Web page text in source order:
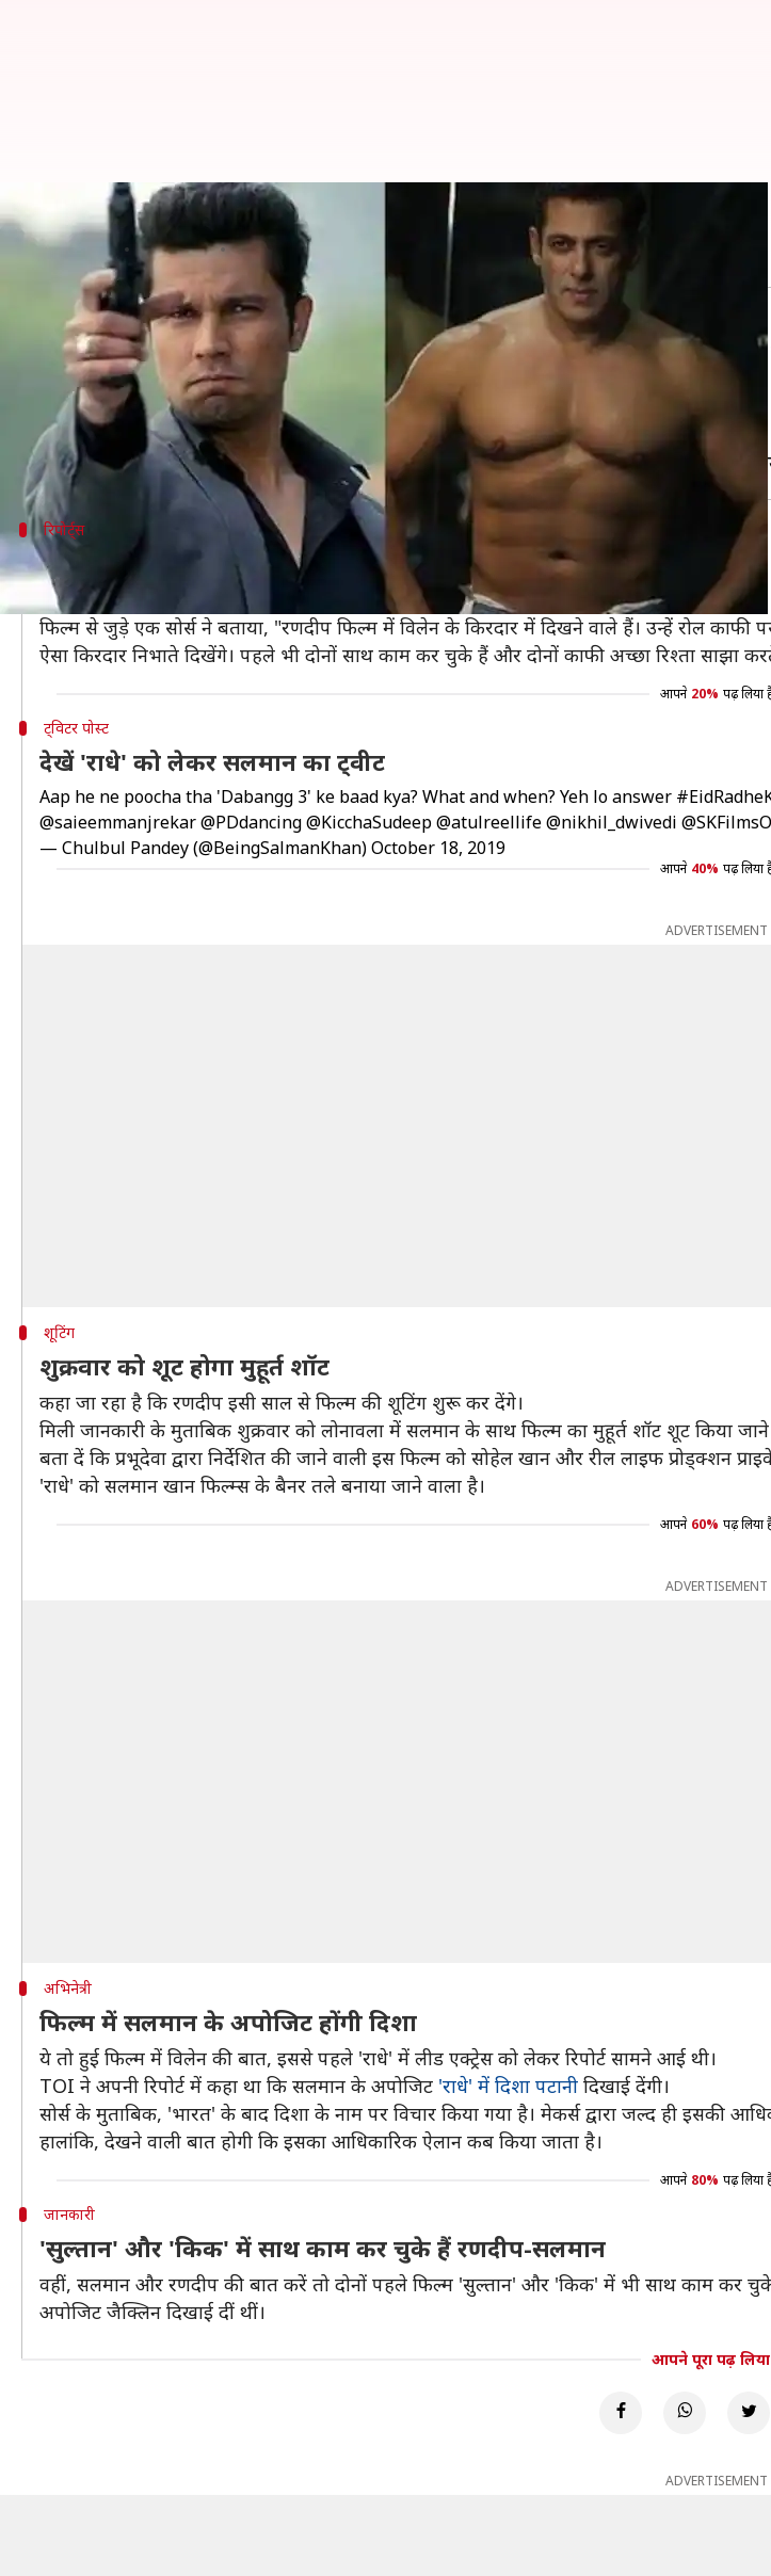
क्या सलमान की 'राधे' में रणदीप हुड्डा होंगे विलेन?
लेखन स्वाति पाण्डेय Nov 01, 2019 11:23 am
क्या है खबर?
अभिनेता सलमान खान की अगले साल ईद पर रिलीज़होने वाली फिल्म 'राधे' को लेकर फैन्स में बहुत
सलमान की 'राधे' को प्रभूदेवा डायरेक्ट करने वाले हैं।
अब तक 'राधे' को लेकर कई सारी जानकारियां सामने आ चुकी है।
मीडिया रिपोर्ट्स के मुताबिक, सलमान इसमें पुलिसवाले के किरदार में दिखाई देने वाले हैं।
रिपोर्ट्स
फिल्म में रणदीप निभाएंगे विलेन का किरदार
रिपोर्ट के मुताबिक, फिल्म में रणदीप हुड्डा विलेन के किरदार में दिखाई देंगे।
फिल्म से जुड़े एक सोर्स ने बताया, "रणदीप फिल्म में विलेन के किरदार में दिखने वाले हैं। उन्हें रोल
ऐसा किरदार निभाते दिखेंगे। पहले भी दोनों साथ काम कर चुके हैं और दोनों काफी अच्छा रिश्ता साझा
आपने 20% पढ़ लिया
ट्विटर पोस्ट
देखें 'राधे' को लेकर सलमान का ट्वीट
Aap he ne poocha tha 'Dabangg 3' ke baad kya? What and when? Yeh lo answer
@saieemmanjrekar@PDdancing@KicchaSudeep@atulreellife@nikhil_dwivedi
— Chulbul Pandey (@BeingSalmanKhan)October 18, 2019
आपने 40% पढ़ लिया
ADVERTISEMENT
शूटिंग
शुक्रवार को शूट होगा मुहूर्त शॉट
कहा जा रहा है कि रणदीप इसी साल से फिल्म की शूटिंग शुरू कर देंगे।
मिली जानकारी के मुताबिक शुक्रवार को लोनावला में सलमान के साथ फिल्म का मुहूर्त शॉट शूट किया जाने
बता दें कि प्रभूदेवा द्वारा निर्देशित की जाने वाली इस फिल्म को सोहेल खान और रील लाइफ प्रोड्क्शन
'राधे' को सलमान खान फिल्म्स के बैनर तले बनाया जाने वाला है।
आपने 60% पढ़ लिया
ADVERTISEMENT
अभिनेत्री
फिल्म में सलमान के अपोजिट होंगी दिशा
ये तो हुई फिल्म में विलेन की बात, इससे पहले 'राधे' में लीड एक्ट्रेस को लेकर रिपोर्ट सामने आई थी।
TOI ने अपनी रिपोर्ट में कहा था कि सलमान के अपोजिट 'राधे' में दिशा पटानी दिखाई देंगी।
सोर्स के मुताबिक, 'भारत' के बाद दिशा के नाम पर विचार किया गया है। मेकर्स द्वारा जल्द ही इसकी
हालांकि, देखने वाली बात होगी कि इसका आधिकारिक ऐलान कब किया जाता है।
आपने 80% पढ़ लिया
जानकारी
'सुल्तान' और 'किक' में साथ काम कर चुके हैं रणदीप-सलमान
वहीं, सलमान और रणदीप की बात करें तो दोनों पहले फिल्म 'सुल्तान' और 'किक' में भी साथ काम कर
अपोजिट जैक्लिन दिखाई दीं थीं।
आपने पूरा पढ़
ADVERTISEMENT